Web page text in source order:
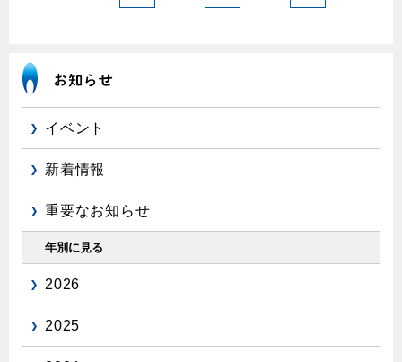
イベント
新着情報
重要なお知らせ
年別に見る
2026
2025